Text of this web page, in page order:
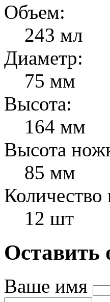
Объем:
243 мл
Диаметр:
75 мм
Высота:
164 мм
Высота
85 мм
Количество
12 шт
Оставить
Ваше имя